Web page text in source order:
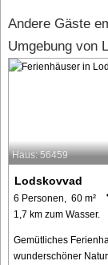
Andere Gäste
Umgebung von
Haus: 56459
Lodskovvad
6 Personen, 60 m²
1,7 km zum Wasser.
Gemütliches
wunderschöner